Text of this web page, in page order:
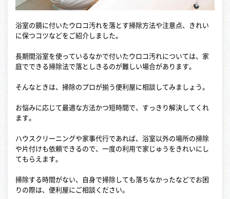
浴室の鏡に付いたウロコ汚れを落とす掃除方法や注意点、きれい
に保つコツなどをご紹介しました。
長期間浴室を使っているなかで付いたウロコ汚れについては、家
庭でできる掃除法で落としきるのが難しい場合があります。
そんなときは、掃除のプロが揃う便利屋に相談してみましょう。
お悩みに応じて最適な方法かつ短時間で、すっきり解決してくれ
ます。
ハウスクリーニングや家事代行であれば、浴室以外の場所の掃除
や片付けも依頼できるので、一度の利用で家じゅうをきれいにし
てもらえます。
掃除する時間がない、自身で掃除しても落ちなかったなどでお困
りの際は、便利屋にご相談ください。